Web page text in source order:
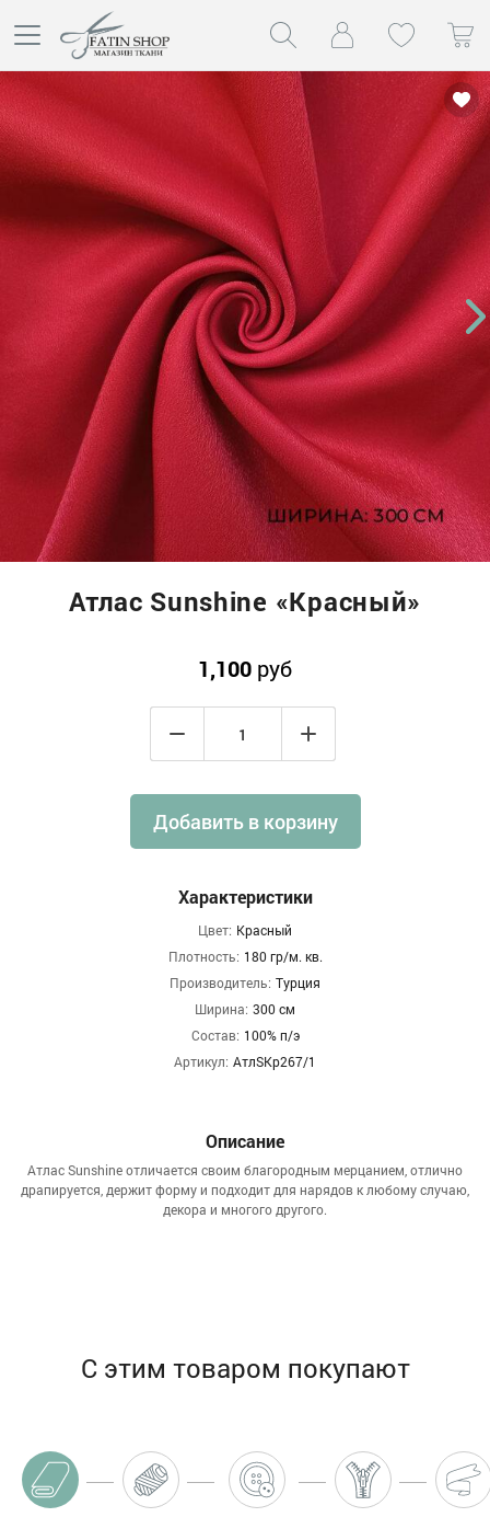
Атлас Sunshine «Красный»
1,100 руб
Добавить в корзину
Характеристики
Цвет: Красный
Плотность: 180 гр/м. кв.
Производитель: Турция
Ширина: 300 см
Состав: 100% п/э
Артикул: АтлSКр267/1
Описание
Атлас Sunshine отличается своим благородным мерцанием, отлично
драпируется, держит форму и подходит для нарядов к любому случаю,
декора и многого другого.
С этим товаром покупают